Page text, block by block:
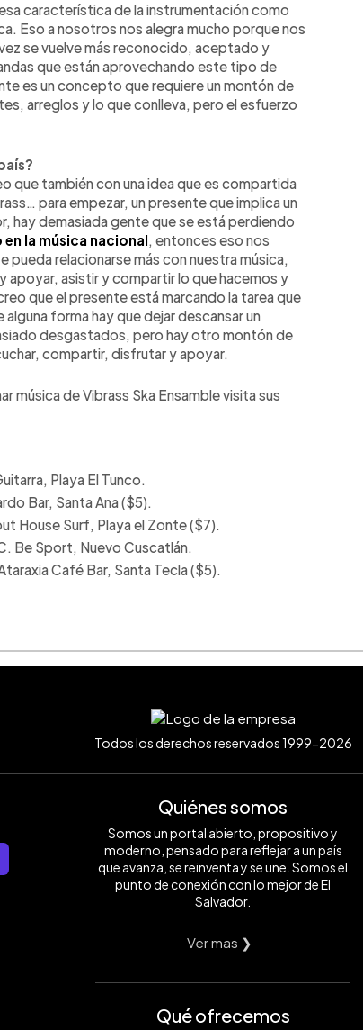
característica de la instrumentación como
Eso a nosotros nos alegra mucho porque nos
se vuelve más reconocido, aceptado y
que están aprovechando este tipo de
es un concepto que requiere un montón de
arreglos y lo que conlleva, pero el esfuerzo
que también con una idea que es compartida
para empezar, un presente que implica un
demasiada gente que se está perdiendo
la música nacional, entonces eso nos
pueda relacionarse más con nuestra música,
apoyar, asistir y compartir lo que hacemos y
que el presente está marcando la tarea que
forma hay que dejar descansar un
desgastados, pero hay otro montón de
compartir, disfrutar y apoyar.
música de Vibrass Ska Ensamble visita sus
Playa El Tunco.
Bar, Santa Ana ($5).
House Surf, Playa el Zonte ($7).
Be Sport, Nuevo Cuscatlán.
Café Bar, Santa Tecla ($5).
Todos los derechos reservados 1999-2026
Quiénes somos
Somos un portal abierto, propositivo y
moderno, pensado para reflejar a un país
que avanza, se reinventa y se une. Somos el
punto de conexión con lo mejor de El
Salvador.
Ver mas ❯
Qué ofrecemos